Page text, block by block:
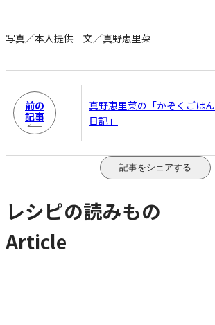
写真／本人提供 文／真野恵里菜
前の
記事
真野恵里菜の「かぞくごはん
日記」
記事をシェアする
レシピの読みもの
Article